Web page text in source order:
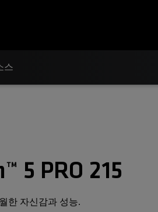
스
5 PRO 215
한 자신감과 성능.